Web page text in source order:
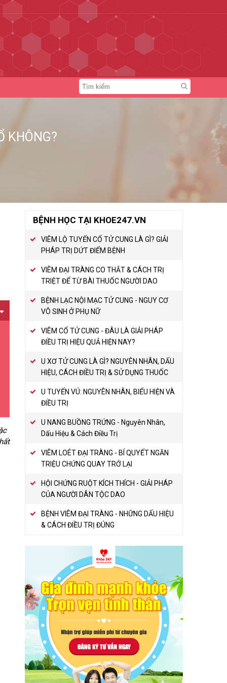
KHÔNG?
BỆNH HỌC TẠI KHOE247.VN
VIÊM LỘ TUYẾN CỔ TỬ CUNG LÀ GÌ? GIẢI
PHÁP TRỊ DỨT ĐIỂM BỆNH
VIÊM ĐẠI TRÀNG CO THẮT & CÁCH TRỊ
TRIỆT ĐỂ TỪ BÀI THUỐC NGƯỜI DAO
BỆNH LẠC NỘI MẠC TỬ CUNG - NGUY CƠ
VÔ SINH Ở PHỤ NỮ
VIÊM CỔ TỬ CUNG - ĐÂU LÀ GIẢI PHÁP
ĐIỀU TRỊ HIỆU QUẢ HIỆN NAY?
U XƠ TỬ CUNG LÀ GÌ? NGUYÊN NHÂN, DẤU
HIỆU, CÁCH ĐIỀU TRỊ & SỬ DỤNG THUỐC
U TUYẾN VÚ: NGUYÊN NHÂN, BIỂU HIỆN VÀ
ĐIỀU TRỊ
U NANG BUỒNG TRỨNG - Nguyên Nhân,
Dấu Hiệu & Cách Điều Trị
VIÊM LOÉT ĐẠI TRÀNG - BÍ QUYẾT NGĂN
TRIỆU CHỨNG QUAY TRỞ LẠI
HỘI CHỨNG RUỘT KÍCH THÍCH - GIẢI PHÁP
CỦA NGƯỜI DÂN TỘC DAO
BỆNH VIÊM ĐẠI TRÀNG - NHỮNG DẤU HIỆU
& CÁCH ĐIỀU TRỊ ĐÚNG